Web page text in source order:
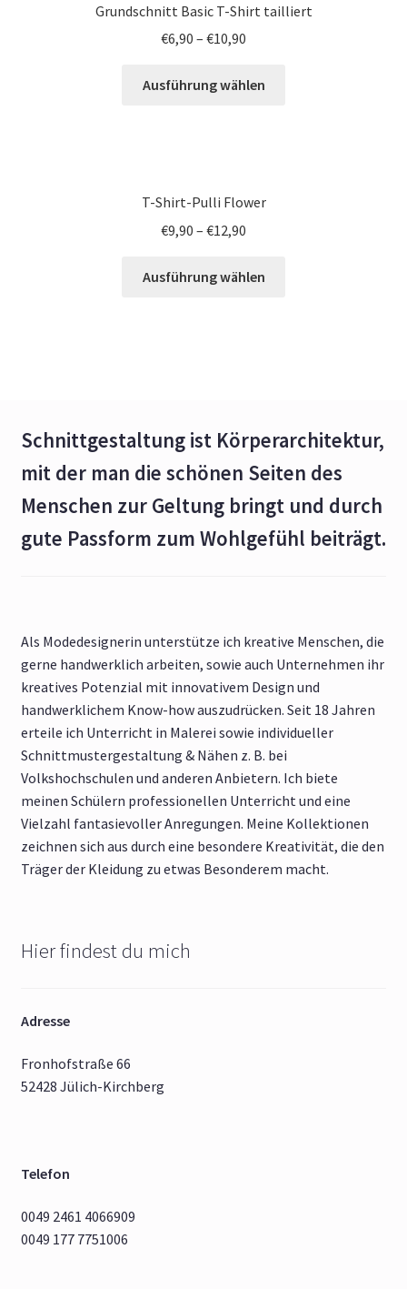
Grundschnitt Basic T-Shirt tailliert
€6,90 – €10,90
Ausführung wählen
T-Shirt-Pulli Flower
€9,90 – €12,90
Ausführung wählen
Schnittgestaltung ist Körperarchitektur,
mit der man die schönen Seiten des
Menschen zur Geltung bringt und durch
gute Passform zum Wohlgefühl beiträgt.
Als Modedesignerin unterstütze ich kreative Menschen, die
gerne handwerklich arbeiten, sowie auch Unternehmen ihr
kreatives Potenzial mit innovativem Design und
handwerklichem Know-how auszudrücken. Seit 18 Jahren
erteile ich Unterricht in Malerei sowie individueller
Schnittmustergestaltung & Nähen z. B. bei
Volkshochschulen und anderen Anbietern. Ich biete
meinen Schülern professionellen Unterricht und eine
Vielzahl fantasievoller Anregungen. Meine Kollektionen
zeichnen sich aus durch eine besondere Kreativität, die den
Träger der Kleidung zu etwas Besonderem macht.
Hier findest du mich
Adresse
Fronhofstraße 66
52428 Jülich-Kirchberg
Telefon
0049 2461 4066909
0049 177 7751006